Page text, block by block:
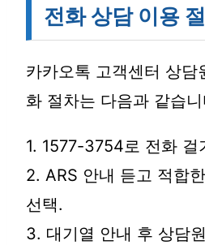
전화 상담 이용
카카오톡 고객센터 상담
화 절차는 다음과 같습
1. 1577-3754로 전화 걸
2. ARS 안내 듣고 적합
선택.
3. 대기열 안내 후 상담